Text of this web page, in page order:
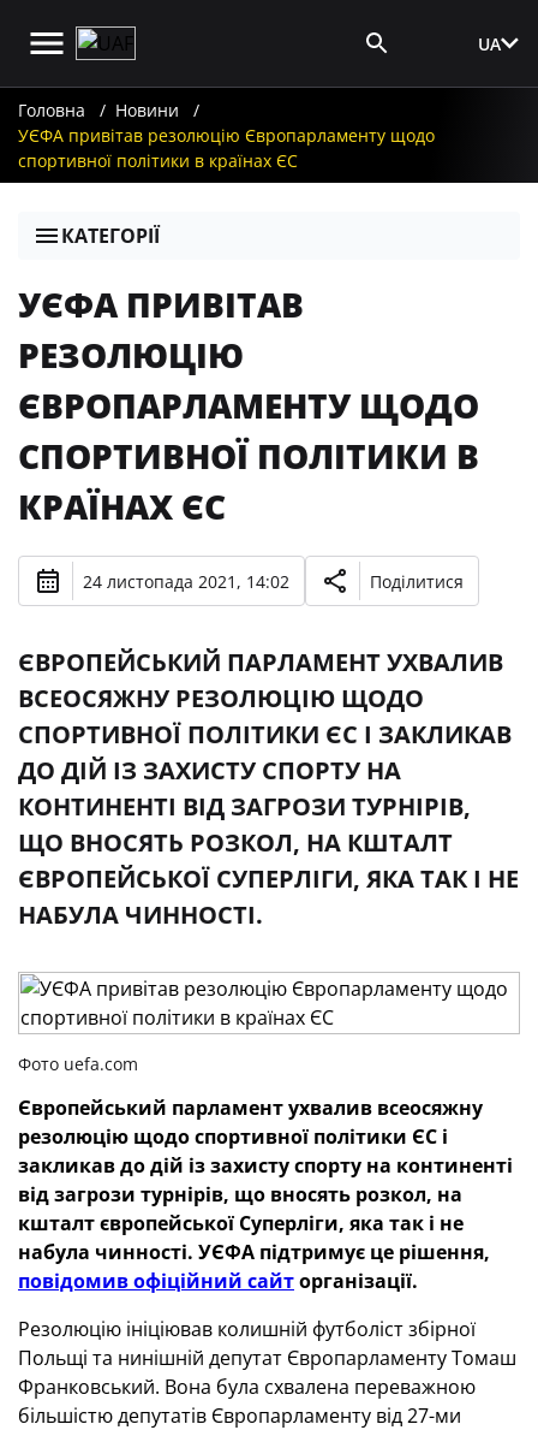
UA
Головна
Новини
УЄФА привітав резолюцію Європарламенту щодо
спортивної політики в країнах ЄС
КАТЕГОРІЇ
УЄФА ПРИВІТАВ
РЕЗОЛЮЦІЮ
ЄВРОПАРЛАМЕНТУ ЩОДО
СПОРТИВНОЇ ПОЛІТИКИ В
КРАЇНАХ ЄС
24 листопада 2021, 14:02 Поділитися
ЄВРОПЕЙСЬКИЙ ПАРЛАМЕНТ УХВАЛИВ
ВСЕОСЯЖНУ РЕЗОЛЮЦІЮ ЩОДО
СПОРТИВНОЇ ПОЛІТИКИ ЄС І ЗАКЛИКАВ
ДО ДІЙ ІЗ ЗАХИСТУ СПОРТУ НА
КОНТИНЕНТІ ВІД ЗАГРОЗИ ТУРНІРІВ,
ЩО ВНОСЯТЬ РОЗКОЛ, НА КШТАЛТ
ЄВРОПЕЙСЬКОЇ СУПЕРЛІГИ, ЯКА ТАК І НЕ
НАБУЛА ЧИННОСТІ.
Фото uefa.com
Європейський парламент ухвалив всеосяжну
резолюцію щодо спортивної політики ЄС і
закликав до дій із захисту спорту на континенті
від загрози турнірів, що вносять розкол, на
кшталт європейської Суперліги, яка так і не
набула чинності. УЄФА підтримує це рішення,
повідомив офіційний сайторганізації.
Резолюцію ініціював колишній футболіст збірної
Польщі та нинішній депутат Європарламенту Томаш
Франковський. Вона була схвалена переважною
більшістю депутатів Європарламенту від 27-ми